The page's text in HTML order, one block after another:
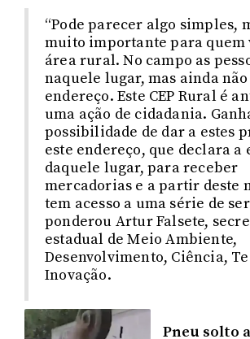
“Pode parecer algo simples,
muito importante para quem
área rural. No campo as
naquele lugar, mas ainda
endereço. Este CEP Rural é
uma ação de cidadania.
possibilidade de dar a estes
este endereço, que declara a
daquele lugar, para receber
mercadorias e a partir deste
tem acesso a uma série de
ponderou Artur Falsete,
estadual de Meio Ambiente,
Desenvolvimento, Ciência,
Inovação.
Pneu solto